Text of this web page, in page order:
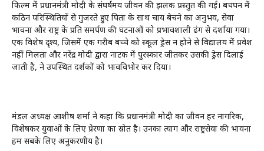
फिल्म में प्रधानमंत्री मोदी के संघर्षमय जीवन की झलक प्रस्तुत की गई। बचपन में
कठिन परिस्थितियों से गुजरते हुए पिता के साथ चाय बेचने का अनुभव, सेवा
भावना और राष्ट्र के प्रति समर्पण की घटनाओं को प्रभावशाली ढंग से दर्शाया गया।
एक विशेष दृश्य, जिसमें एक गरीब बच्चे को स्कूल ड्रेस न होने से विद्यालय में प्रवेश
नहीं मिलता और नरेंद्र मोदी द्वारा नाटक में पुरस्कार जीतकर उसकी ड्रेस दिलाई
जाती है, ने उपस्थित दर्शकों को भावविभोर कर दिया।
मंडल अध्यक्ष आशीष शर्मा ने कहा कि प्रधानमंत्री मोदी का जीवन हर नागरिक,
विशेषकर युवाओं के लिए प्रेरणा का स्रोत है। उनका त्याग और राष्ट्रसेवा की भावना
हम सबके लिए अनुकरणीय है।